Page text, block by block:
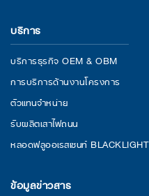
บริการ
บริการธุรกิจ OEM & OBM
การบริการด้านงานโครงการ
ตัวแทนจำหน่าย
รับผลิตเสาไฟถนน
หลอดฟลูออเรสเซนท์ BLACKLIGHT
ข้อมูลข่าวสาร